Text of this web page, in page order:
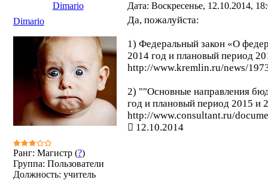
Dimario
Дата: Воскресенье, 12.10.2014,
Dimario
Ранг: Магистр (?)
Группа: Пользователи
Должность: учитель
Да, пожалуйста:
1) Федеральный закон «О
2014 год и плановый период
http://www.kremlin.ru/news/
2) ""Основные направления
год и плановый период 2015 и
http://www.consultant.ru/
12.10.2014